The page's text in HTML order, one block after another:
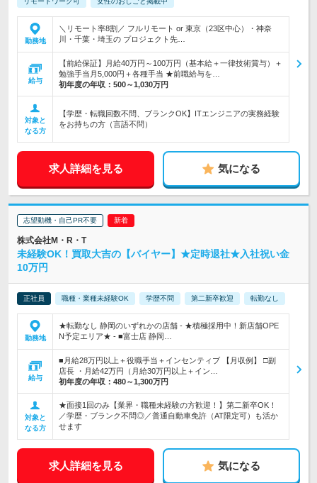
勤務地
＼リモート率8割／ フルリモート or 東京（23区中心）・神奈
川・千葉・埼玉の プロジェクト先…
給与
【前給保証】月給40万円～100万円（基本給＋一律技術賞与）＋
勉強手当月5,000円＋各種手当 ★前職給与を…
初年度の年収： 500～1,030万円
対象と
なる方
【学歴・転職回数不問、ブランクOK】ITエンジニアの実務経験
をお持ちの方（言語不問）
求人詳細を見る 気になる
志望動機・自己PR不要
株式会社M・R・T
未経験OK！買取大吉の【バイヤー】★定時退社★入社祝い金
10万円
正社員 職種・業種未経験OK 学歴不問 第二新卒歓迎 転勤なし
勤務地
★転勤なし 静岡のいずれかの店舗 - ★積極採用中！新店舗OPE
N予定エリア★ - ■富士店 静岡…
給与
■月給28万円以上＋役職手当＋インセンティブ 【月収例】 □副
店長 ・月給42万円（月給30万円以上＋イン…
初年度の年収： 480～1,300万円
対象と
なる方
★面接1回のみ【業界・職種未経験の方歓迎！】第二新卒OK！
／学歴・ブランク不問◎／普通自動車免許（AT限定可）も活か
せます
求人詳細を見る 気になる